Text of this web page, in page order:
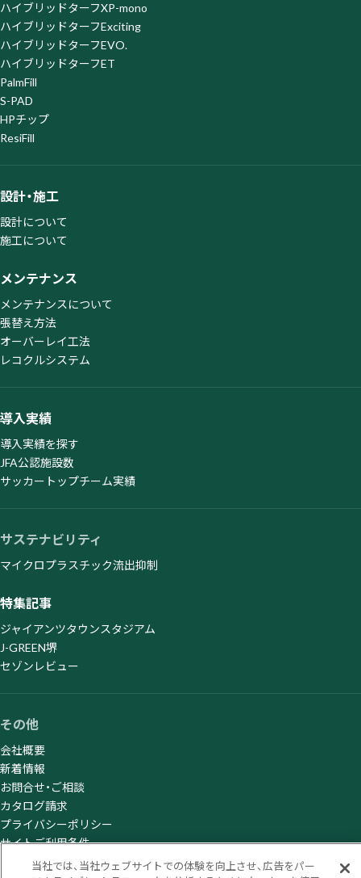
ハイブリッドターフXP-mono
ハイブリッドターフExciting
ハイブリッドターフEVO.
ハイブリッドターフET
PalmFill
S-PAD
HPチップ
ResiFill
設計・施工
設計について
施工について
メンテナンス
メンテナンスについて
張替え方法
オーバーレイ工法
レコクルシステム
導入実績
導入実績を探す
JFA公認施設数
サッカートップチーム実績
サステナビリティ
マイクロプラスチック流出抑制
特集記事
ジャイアンツタウンスタジアム
J-GREEN堺
セゾンレビュー
その他
会社概要
新着情報
お問合せ・ご相談
カタログ請求
プライバシーポリシー
サイトご利用条件
当社では、当社ウェブサイトでの体験を向上させ、広告をパー